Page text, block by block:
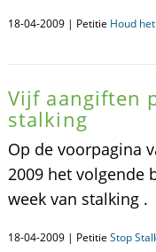
18-04-2009 | Petitie Houd
Vijf aangiften
stalking
Op de voorpagina
2009 het volgende
week van stalking .
18-04-2009 | Petitie Stop